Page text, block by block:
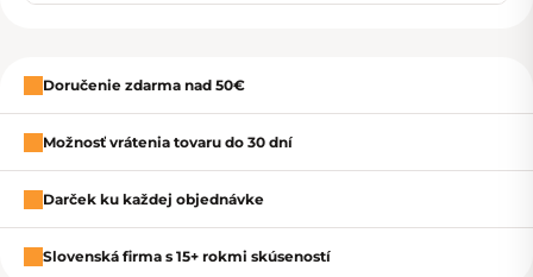
Doručenie zdarma nad 50€
Možnosť vrátenia tovaru do 30 dní
Darček ku každej objednávke
Slovenská firma s 15+ rokmi skúseností